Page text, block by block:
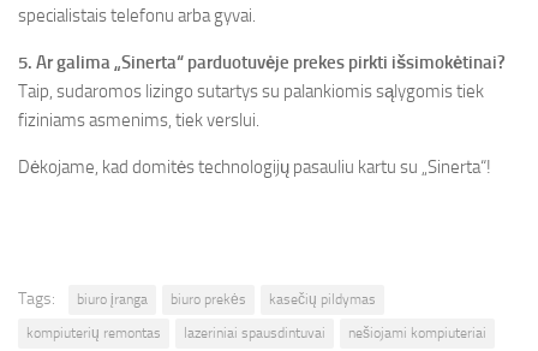
specialistais telefonu arba gyvai.
5. Ar galima „Sinerta“ parduotuvėje prekes pirkti išsimokėtinai?
Taip, sudaromos lizingo sutartys su palankiomis sąlygomis tiek
fiziniams asmenims, tiek verslui.
Dėkojame, kad domitės technologijų pasauliu kartu su „Sinerta“!
Tags: biuro įranga biuro prekės
kasečių pildymas
kompiuterių remontas
lazeriniai spausdintuvai
nešiojami kompiuteriai